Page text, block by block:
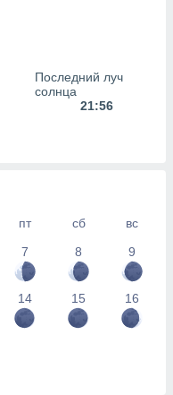
Последний луч
солнца
21:56
пт сб
вс
7 8 9
14 15 16